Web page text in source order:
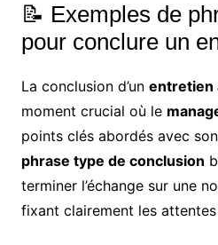
📝 Exemples de
pour conclure un
La conclusion d’un entretien
moment crucial où le
points clés abordés avec son
phrase type de conclusion
terminer l’échange sur une
fixant clairement les attentes